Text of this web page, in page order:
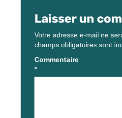
Laisser un
Votre adresse e-mail ne
champs obligatoires sont
Commentaire
*